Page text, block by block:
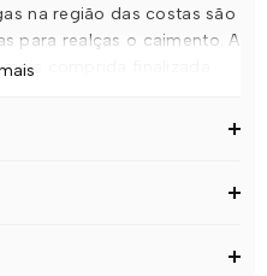
na região das costas são
para realças o caimento. A
comprida finalizada
excelente opção tanto para
o look acrescentando